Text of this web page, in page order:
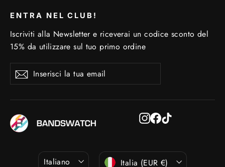
ENTRA NEL CLUB!
Iscriviti alla Newsletter e riceverai un codice sconto del
15% da utilizzare sul tuo primo ordine
Inserisci
email
IscrivitiIscriviti
Instagram
Facebook
TikTok
Lingua
Italiano ValutaItalia (EUR €)